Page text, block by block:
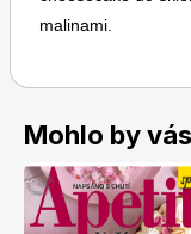
malinami.
Mohlo by